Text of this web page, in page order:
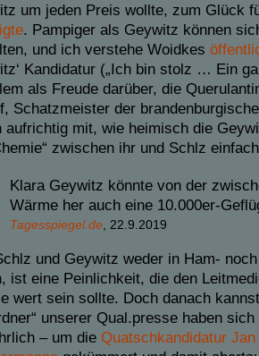
um jeden Preis wollte, zum Glück
. Pampiger als Geywitz können
und ich verstehe Woidkes
Kandidatur („Ich bin stolz … Ein
als Freude darüber, die
Schatzmeister der
aufrichtig mit, wie heimisch die
zwischen ihr und Schlz
Klara Geywitz könnte von der
Wärme her auch eine 10.000er-
Tagesspiegel.de , 22.9.2019
und Geywitz weder in Ham-
ist eine Peinlichkeit, die den
wert sein sollte. Doch danach
unserer Qual.presse haben
– um die Quatschkandidatur Jan